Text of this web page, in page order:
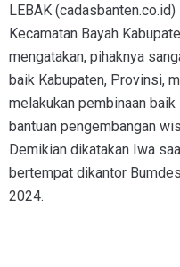
LEBAK
Kecamatan Bayah
mengatakan, pihaknya
baik Kabupaten, Provinsi,
melakukan pembinaan
bantuan pengembangan
Demikian dikatakan Iwa
bertempat dikantor
2024.